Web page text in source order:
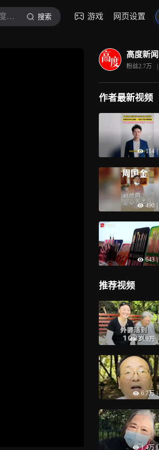
高度新闻 搜索 游戏 网页设置
高度新闻
粉丝2.7万 |
作者最新视频
114 |
490
643 |
推荐视频
23.9万 |
6.7万
1.4万 |